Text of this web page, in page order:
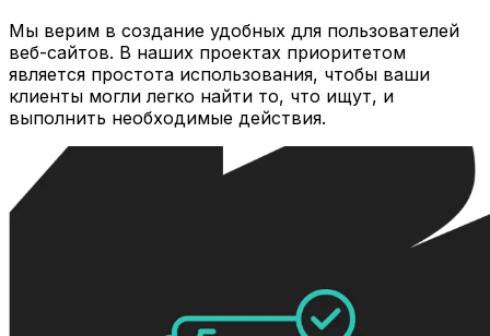
Мы верим в создание удобных для пользователей
веб-сайтов. В наших проектах приоритетом
является простота использования, чтобы ваши
клиенты могли легко найти то, что ищут, и
выполнить необходимые действия.